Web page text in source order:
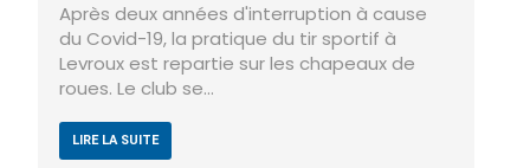
Après deux années d'interruption à cause
du Covid-19, la pratique du tir sportif à
Levroux est repartie sur les chapeaux de
roues. Le club se…
LIRE LA SUITE